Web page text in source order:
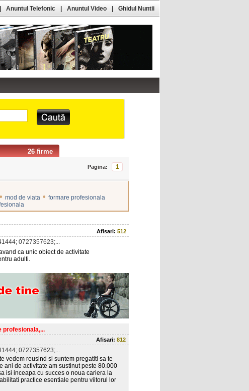
26 firme
Pagina: 1
• mod de viata • formare profesionala
Afisari: 512
0727357623;...
ca unic obiect de activitate
adulti.
profesionala,...
Afisari: 812
0727357623;...
vedem reusind si suntem pregatiti sa te
ani de activitate am sustinut peste 80.000
isi inceapa cu succes o noua cariera la
practice esentiale pentru viitorul lor
Anuntul Telefonic Anuntul Video Ghidul Nuntii